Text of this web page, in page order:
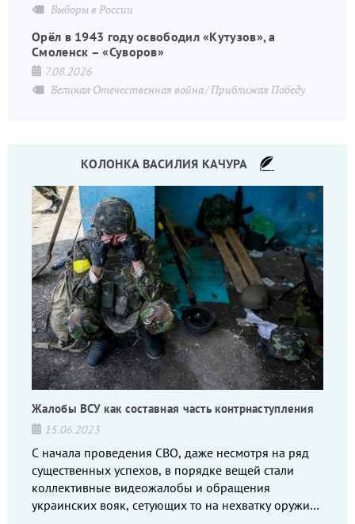
Выборы в России
Орёл в 1943 году освободил «Кутузов», а
Смоленск – «Суворов»
7.08.2026
Великая Отечественная война Приближая Победу
КОЛОНКА ВАСИЛИЯ КАЧУРА
Жалобы ВСУ как составная часть контрнаступления
15.06.2023
С начала проведения СВО, даже несмотря на ряд
существенных успехов, в порядке вещей стали
коллективные видеожалобы и обращения
украинских вояк, сетующих то на нехватку оружия,